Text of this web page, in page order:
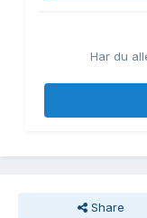
Har du
Share